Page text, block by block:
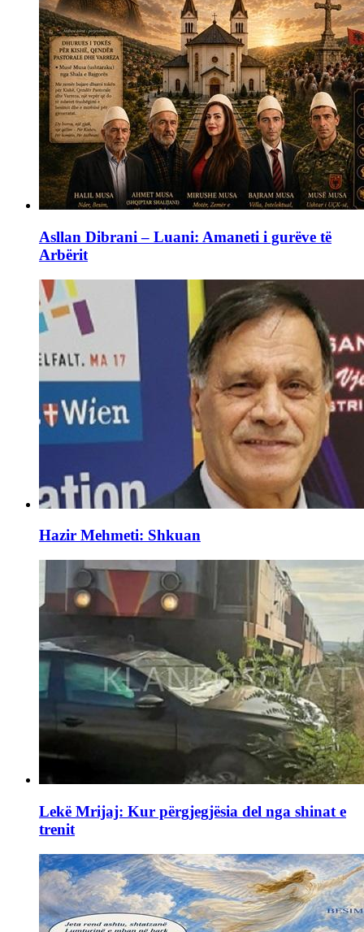
Asllan Dibrani – Luani: Amaneti i gurëve të
Arbërit
Hazir Mehmeti: Shkuan
Lekë Mrijaj: Kur përgjegjësia del nga shinat e
trenit